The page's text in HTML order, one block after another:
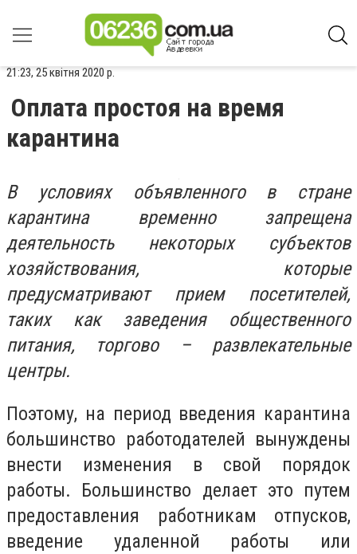
21:23, 25 квітня 2020 р.
Оплата простоя на время
карантина
В условиях объявленного в стране
карантина временно запрещена
деятельность некоторых субъектов
хозяйствования, которые
предусматривают прием посетителей,
таких как заведения общественного
питания, торгово – развлекательные
центры.
Поэтому, на период введения карантина
большинство работодателей вынуждены
внести изменения в свой порядок
работы. Большинство делает это путем
предоставления работникам отпусков,
введение удаленной работы или